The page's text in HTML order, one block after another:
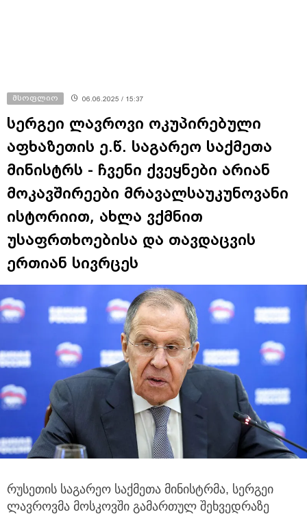
მსოფლიო 06.06.2025 / 15:37
სერგეი ლავროვი ოკუპირებული
აფხაზეთის ე.წ. საგარეო საქმეთა
მინისტრს - ჩვენი ქვეყნები არიან
მოკავშირეები მრავალსაუკუნოვანი
ისტორიით, ახლა ვქმნით
უსაფრთხოებისა და თავდაცვის
ერთიან სივრცეს
რუსეთის საგარეო საქმეთა მინისტრმა, სერგეი
ლავროვმა მოსკოვში გამართულ შეხვედრაზე